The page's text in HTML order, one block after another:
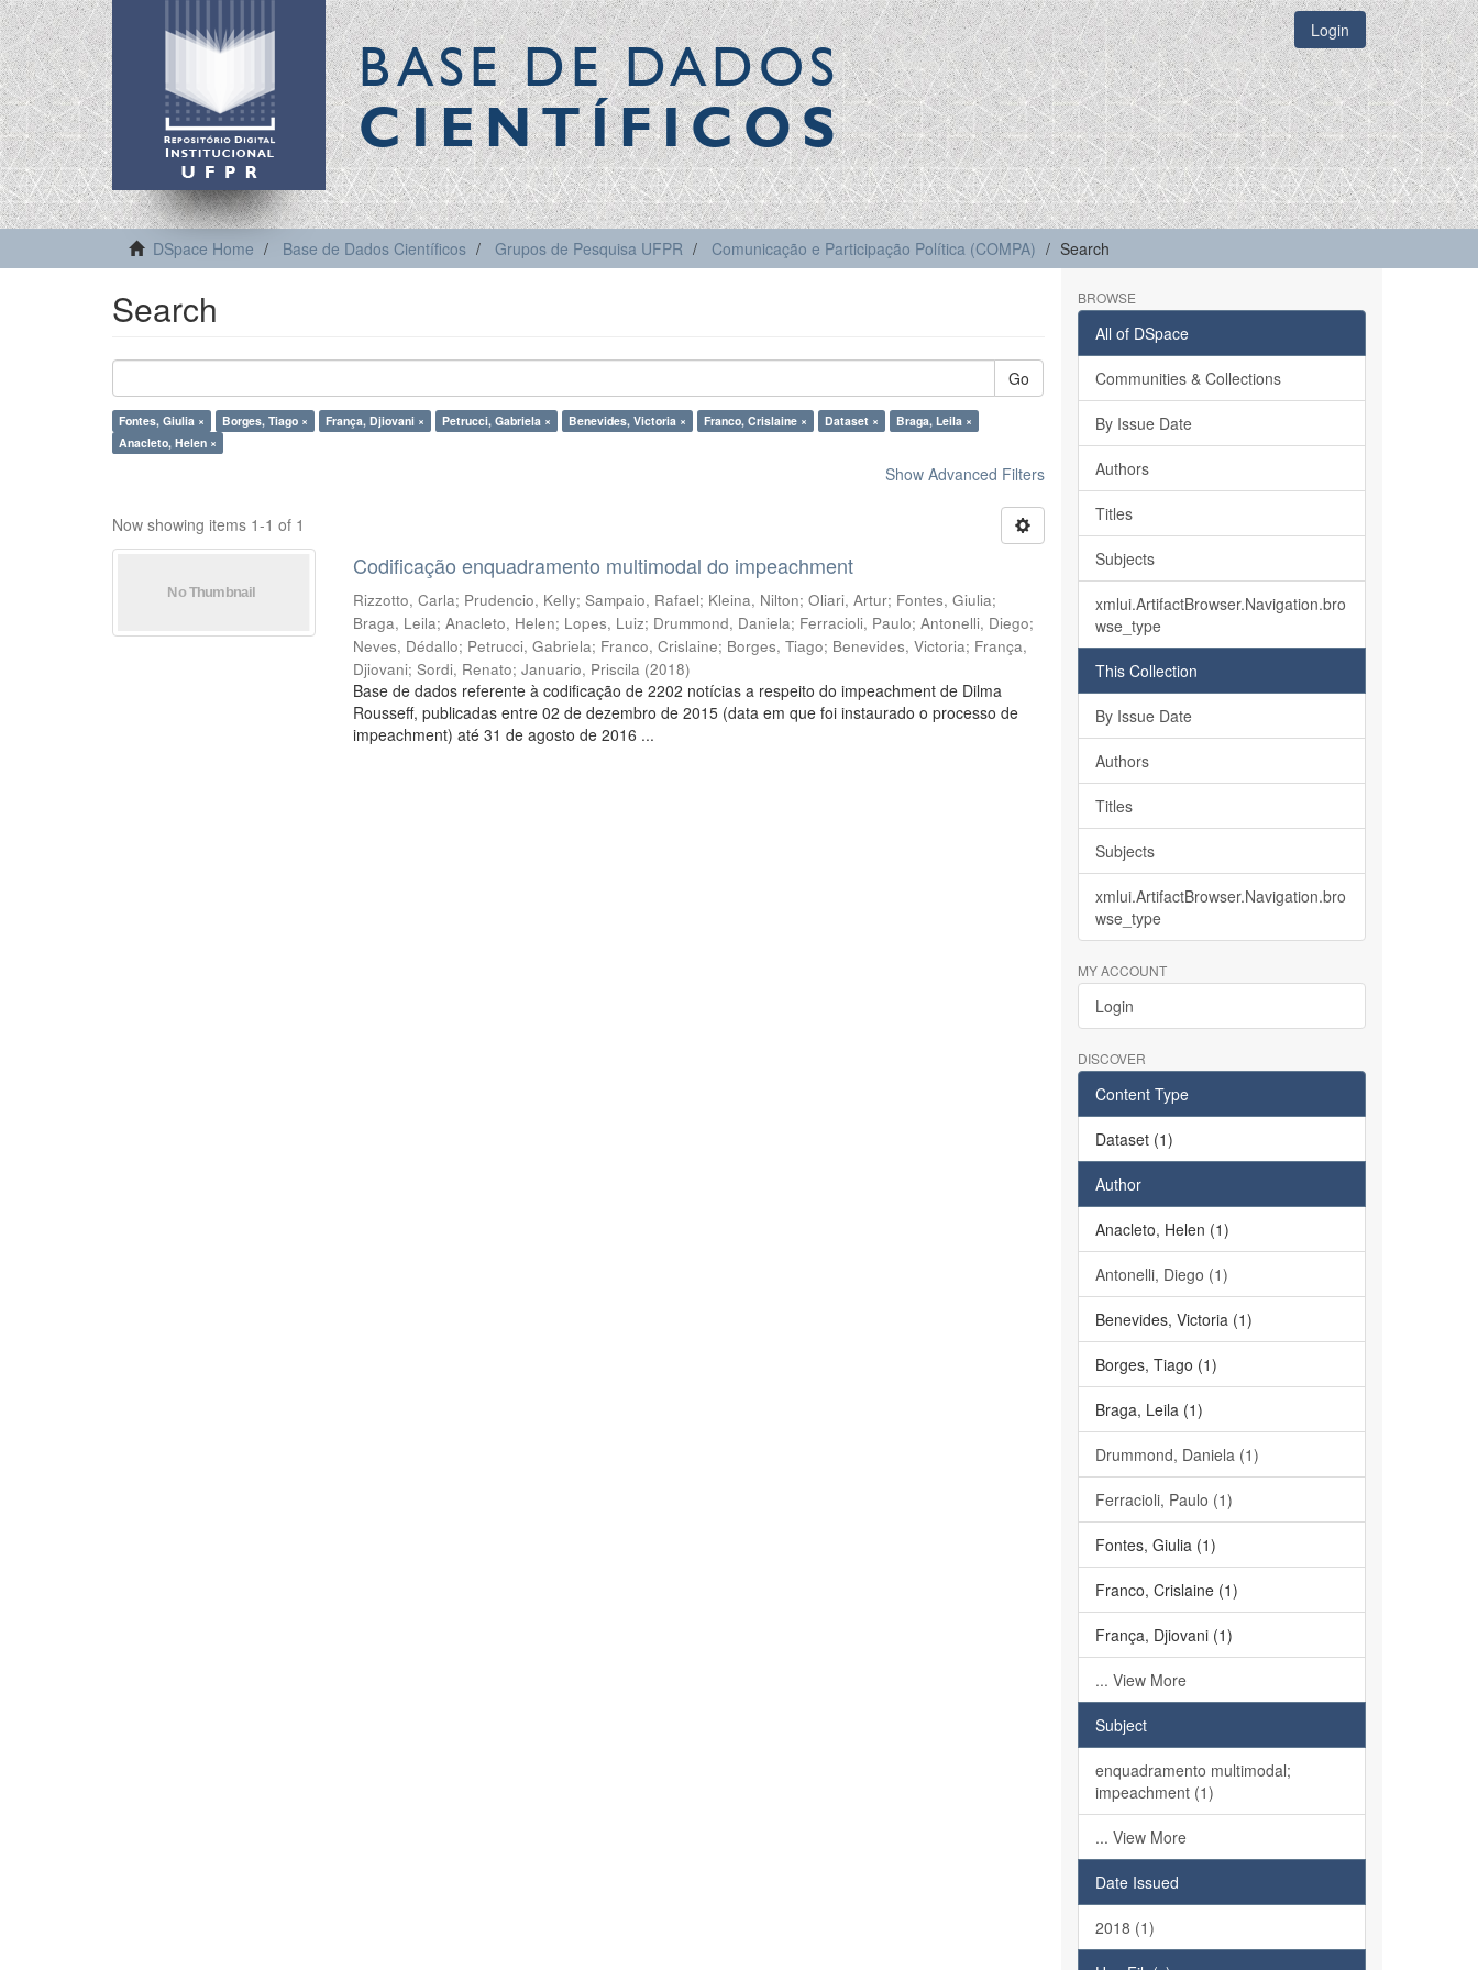
BASE DE DADOS
CIENTÍFICOS
Login
DSpace Home Base de Dados Científicos Grupos de Pesquisa UFPR Comunicação e Participação Política (COMPA) Search
Search
Go
Fontes, Giulia × Borges, Tiago × França, Djiovani × Petrucci, Gabriela × Benevides, Victoria × Franco, Crislaine × Dataset ×
Braga, Leila ×
Anacleto, Helen ×
Show Advanced Filters
Now showing items 1-1 of 1
Codificação enquadramento multimodal do impeachment
Rizzotto, Carla; Prudencio, Kelly;Sampaio, Rafael; Kleina, Nilton;Oliari, Artur; Fontes, Giulia;
Braga, Leila;Anacleto, Helen; Lopes, Luiz; Drummond, Daniela; Ferracioli, Paulo;Antonelli, Diego;
Neves, Dédallo; Petrucci, Gabriela; Franco, Crislaine; Borges, Tiago; Benevides, Victoria; França,
Djiovani;Sordi, Renato;Januario, Priscila (2018)
Base de dados referente à codificação de 2202 notícias a respeito do impeachment de Dilma
Rousseff, publicadas entre 02 de dezembro de 2015 (data em que foi instaurado o processo de
impeachment) até 31 de agosto de 2016 ...
BROWSE
All of DSpace
Communities & Collections
By Issue Date
Authors
Titles
Subjects
xmlui.ArtifactBrowser.Navigation.bro
wse_type
This Collection
By Issue Date
Authors
Titles
Subjects
xmlui.ArtifactBrowser.Navigation.bro
wse_type
MY ACCOUNT
Login
DISCOVER
Content Type
Dataset (1)
Author
Anacleto, Helen (1)
Antonelli, Diego (1)
Benevides, Victoria (1)
Borges, Tiago (1)
Braga, Leila (1)
Drummond, Daniela (1)
Ferracioli, Paulo (1)
Fontes, Giulia (1)
Franco, Crislaine (1)
França, Djiovani (1)
... View More
Subject
enquadramento multimodal;
impeachment (1)
... View More
Date Issued
2018 (1)